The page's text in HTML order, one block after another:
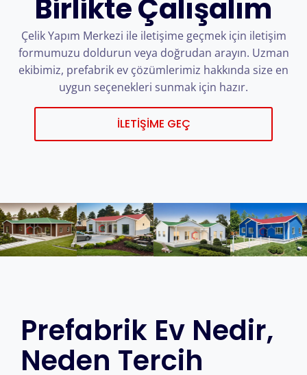
Birlikte Çalışalım
Çelik Yapım Merkezi ile iletişime geçmek için iletişim
formumuzu doldurun veya doğrudan arayın. Uzman
ekibimiz, prefabrik ev çözümlerimiz hakkında size en
uygun seçenekleri sunmak için hazır.
İLETIŞIME GEÇ
Prefabrik Ev Nedir,
Neden Tercih